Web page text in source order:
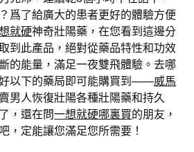
爲了給廣大的患者更好的體驗方便
就硬神奇壯陽藥，在您看到這邊分
到此產品，絕對從藥品特性和功效
的能量，滿足一夜雙飛體驗。去哪
以下的藥局即可能購買到——威馬
男人恢復壯陽各種壯陽藥和持久
，還在問一想就硬哪裏買的朋友，
，定能讓您滿足您所需要！